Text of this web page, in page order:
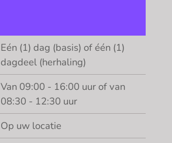
Eén (1) dag (basis) of één (1)
dagdeel (herhaling)
Van 09:00 - 16:00 uur of van
08:30 - 12:30 uur
Op uw locatie